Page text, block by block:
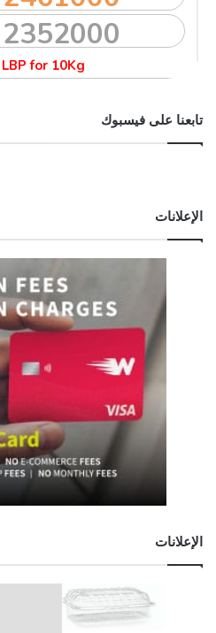
تابعنا على فيسبوك
الإعلانات
الإعلانات